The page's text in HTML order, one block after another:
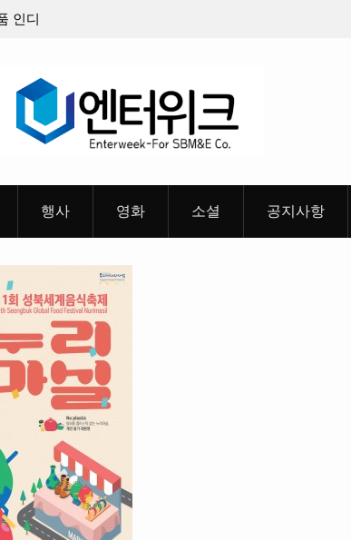
(수)
행사 영화 소셜 공지사항